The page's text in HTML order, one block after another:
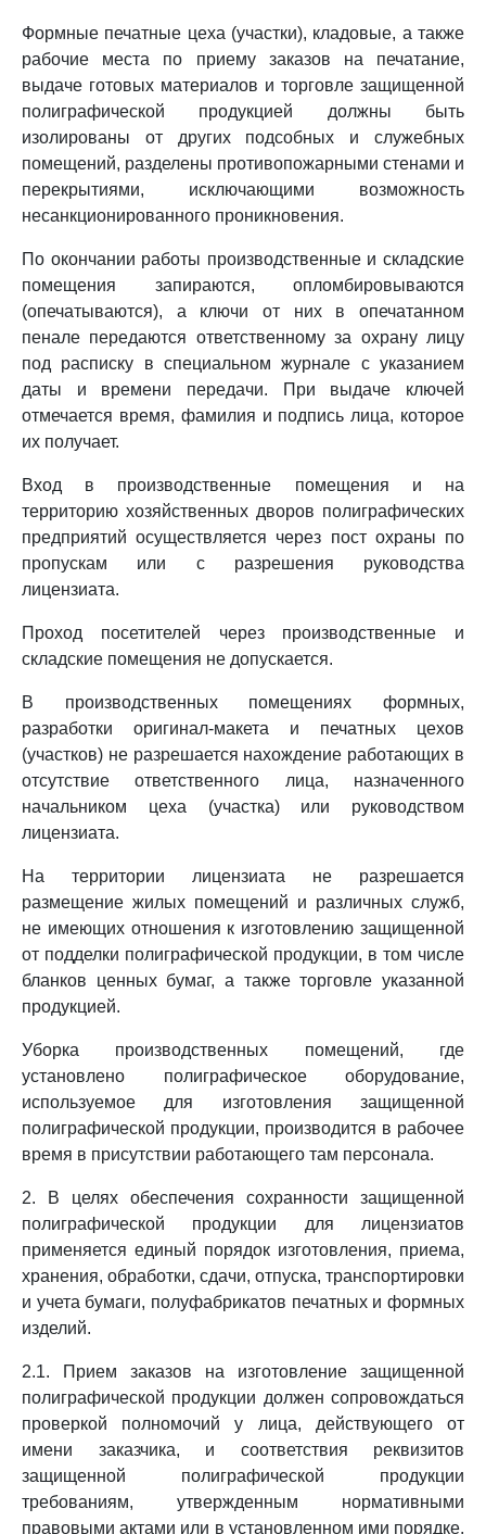
Формные печатные цеха (участки), кладовые, а также
рабочие места по приему заказов на печатание,
выдаче готовых материалов и торговле защищенной
полиграфической продукцией должны быть
изолированы от других подсобных и служебных
помещений, разделены противопожарными стенами и
перекрытиями, исключающими возможность
несанкционированного проникновения.
По окончании работы производственные и складские
помещения запираются, опломбировываются
(опечатываются), а ключи от них в опечатанном
пенале передаются ответственному за охрану лицу
под расписку в специальном журнале с указанием
даты и времени передачи. При выдаче ключей
отмечается время, фамилия и подпись лица, которое
их получает.
Вход в производственные помещения и на
территорию хозяйственных дворов полиграфических
предприятий осуществляется через пост охраны по
пропускам или с разрешения руководства
лицензиата.
Проход посетителей через производственные и
складские помещения не допускается.
В производственных помещениях формных,
разработки оригинал-макета и печатных цехов
(участков) не разрешается нахождение работающих в
отсутствие ответственного лица, назначенного
начальником цеха (участка) или руководством
лицензиата.
На территории лицензиата не разрешается
размещение жилых помещений и различных служб,
не имеющих отношения к изготовлению защищенной
от подделки полиграфической продукции, в том числе
бланков ценных бумаг, а также торговле указанной
продукцией.
Уборка производственных помещений, где
установлено полиграфическое оборудование,
используемое для изготовления защищенной
полиграфической продукции, производится в рабочее
время в присутствии работающего там персонала.
2. В целях обеспечения сохранности защищенной
полиграфической продукции для лицензиатов
применяется единый порядок изготовления, приема,
хранения, обработки, сдачи, отпуска, транспортировки
и учета бумаги, полуфабрикатов печатных и формных
изделий.
2.1. Прием заказов на изготовление защищенной
полиграфической продукции должен сопровождаться
проверкой полномочий у лица, действующего от
имени заказчика, и соответствия реквизитов
защищенной полиграфической продукции
требованиям, утвержденным нормативными
правовыми актами или в установленном ими порядке.